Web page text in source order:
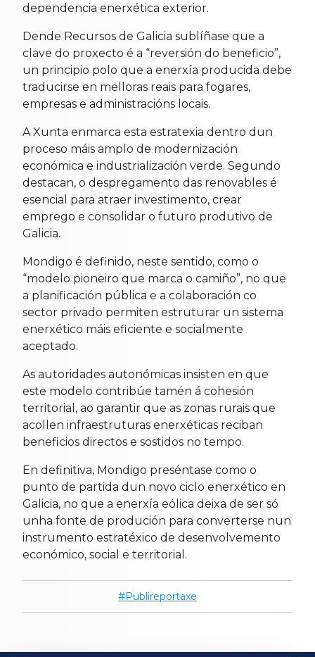
dependencia enerxética exterior.
Dende Recursos de Galicia sublíñase que a
clave do proxecto é a “reversión do beneficio”,
un principio polo que a enerxía producida debe
traducirse en melloras reais para fogares,
empresas e administracións locais.
A Xunta enmarca esta estratexia dentro dun
proceso máis amplo de modernización
económica e industrialización verde. Segundo
destacan, o despregamento das renovables é
esencial para atraer investimento, crear
emprego e consolidar o futuro produtivo de
Galicia.
Mondigo é definido, neste sentido, como o
“modelo pioneiro que marca o camiño”, no que
a planificación pública e a colaboración co
sector privado permiten estruturar un sistema
enerxético máis eficiente e socialmente
aceptado.
As autoridades autonómicas insisten en que
este modelo contribúe tamén á cohesión
territorial, ao garantir que as zonas rurais que
acollen infraestruturas enerxéticas reciban
beneficios directos e sostidos no tempo.
En definitiva, Mondigo preséntase como o
punto de partida dun novo ciclo enerxético en
Galicia, no que a enerxía eólica deixa de ser só
unha fonte de produción para converterse nun
instrumento estratéxico de desenvolvemento
económico, social e territorial.
Publireportaxe